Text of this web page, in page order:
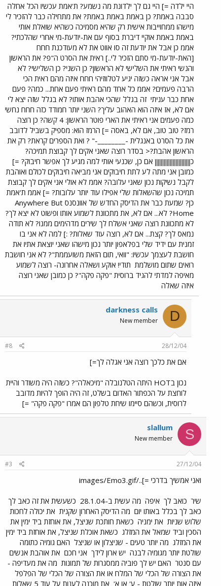
היי ילדה =] היי גם לך ילדונת מה נשמע? ת'אמת עכשיו הכל אחלה
סבבה באמת? כן באמת באמת באמת? את מתחילה כבר להזכיר לי
מישהו ממחוייבות אישית רק שהיא מסמיכה כשהיא שואלת אותי
באמת באמת אוקיי דיברת בסוף עם את-יודעת-מי אחרי שהלכתי?
אממ כן אבל את יודעת זה סו אווט את לא מעודכנת חחח
[האת-יודעת-מי סתם הזכיר לי..] ראית את הסרט ה"פ? את הראשון
והנשי ראיתי את השלישי לא הראשון? כן השני? כן השלישי? לא
אבל אני אראה כשזה יגיע לטלווזיהי חחח איזה מהם ראית הכי
הרבה פעמים? אממ כל אחד מהם ראיתי פעם אחת... כמה? פעם
אחת כבר עניתי זה בגלל שהכי אהבת אותו? לא בגלל שזה יצא לי
אם לא, אז איזה הוא האהוב עליך? השני יותר חמודד כזה חחח נחשי
כמה פעמים אני ראיתי את הארי פוטר הראשון: 4 קשה? כן רוצה
רמז? טוב טוב, אם לא, באסה =] הרמז הוא: מספיק בשביל לדובב
את כל הסרט באנגלית -________-" ? ואת הספרים קראת? רק את
הראשון אהבת?< בסדר רוצה שאני אקים לך קבוצת תמיכה?
כןןןןןןןןןןןןןןןןןןןןןןןן אם כן, שכנעי אותי למה מגיע לך אפשר חיבוק? =]
כמובן אני מתה לע לתת חיבוקים אני מביאה חיבוקים לכולם ואוהבת
לקבל נשיקות נכון שאני עלובה? אממ לא אולי אני אקים לך קבוצת
תמיכה נכון שהשאלות שלי אפילו עוד יותר עלובות? =] אממ ת'אמת
כן? שמעת כבר את הדיסק החדש של אוונסנס Anywhere But
Home? לא... אם לא, את מתכוונת לשמוע אותו ופשוט לא יצא לך?
לא מתכוונת רוצה שאני אשלח לך שירים מדהימים ממנו? לא תודה
נמאס לך? קצת... אם לא, רוצה עוד שאלות? :] למה לא אני בו
זמנית עם ידיד שלי בפלאפון יותר נכון מישהו שאני יוצאת אתיו את
חושבת לעצמך עכשיו: "וואי, תום הזאת משועממת"? לא אני חושבת
רואים שתום מושלמת תודי! אוקע ושאלה אחרונה- רוצה לשמוע
מאיפה למדתי להגיד ברוסית "פקה פקה"? כן כמובן שאני רוצה
איזה שאלה
D
darkness calls
New member
28/12/04
#8
אם את כלכך רוצה אני אגלה לך=]
נכון בHOT היתה הטלנובלה "מיכאלה"? כשזה היה משודר והיית
לוחצת על הכפתור האדום בשלט, זה היה הופך להיות מדובב
לרוסית, וכשהם סיימו שיחת טלפון הם אמרו "פקה פקה" =]
S
slallum
New member
27/12/04
#3
ואני אמשיך בדרכי =]../images/Emo3.gif
שיר כואב לך איפה מה עשית ב-28.1.04
כשעשית את זה כאב לך
כאב לך בכלל באותו יום מה הדיסק האחרון שקנית את יכולה לחכות
שלוש שניות את ימניה כשאת חותכת שניצל, את אוחזת ביד ימין את
הסכין וביד שמאל את המזלג כשאת אוכלת שניצל, את אוחזת ביד ימין
את המזלג מה יותר טעים - שניצלון או שניצל האם גומיה כתומה
שולטת יותר מגומיה לבנה יש ארון לידך אני חכם את אוהבת אנשים
עם סנטר האם יש לך פוביה ממסגרות של תמונות מה את מעדיפה -
את הצורה של הכלי של המלח או את הצורה של הכלי של הפלפל
איזה אות יותר שולטת - ע' או א' את מוכנה לענות על עוד 5 שאלות